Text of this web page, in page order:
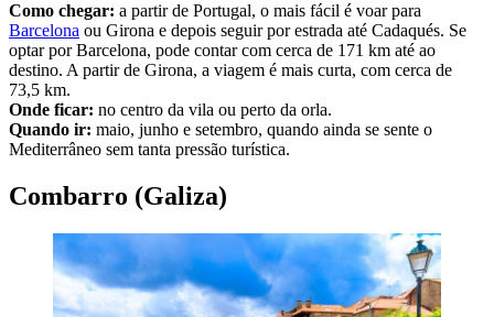
Como chegar: a partir de Portugal, o mais fácil é voar para
Barcelona ou Girona e depois seguir por estrada até Cadaqués. Se
optar por Barcelona, pode contar com cerca de 171 km até ao
destino. A partir de Girona, a viagem é mais curta, com cerca de
73,5 km.
Onde ficar: no centro da vila ou perto da orla.
Quando ir: maio, junho e setembro, quando ainda se sente o
Mediterrâneo sem tanta pressão turística.
Combarro (Galiza)